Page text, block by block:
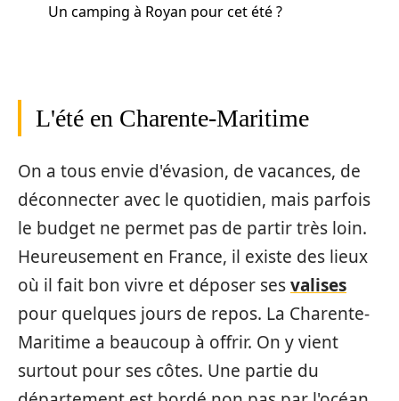
Un camping à Royan pour cet été ?
L'été en Charente-Maritime
On a tous envie d'évasion, de vacances, de
déconnecter avec le quotidien, mais parfois
le budget ne permet pas de partir très loin.
Heureusement en France, il existe des lieux
où il fait bon vivre et déposer sesvalises
pour quelques jours de repos. La Charente-
Maritime a beaucoup à offrir. On y vient
surtout pour ses côtes. Une partie du